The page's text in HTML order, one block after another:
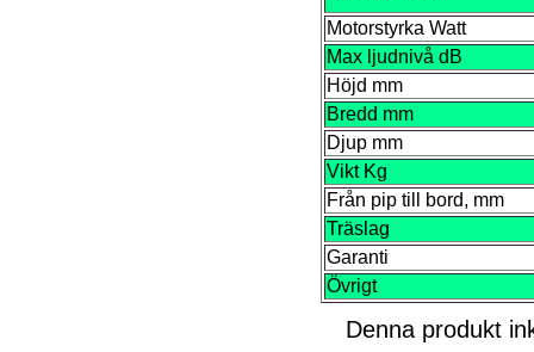
Motorstyrka Watt
Max ljudnivå dB
Höjd mm
Bredd mm
Djup mm
Vikt Kg
Från pip till bord, mm
Träslag
Garanti
Övrigt
Denna produkt